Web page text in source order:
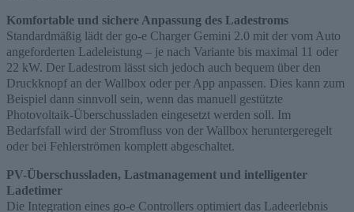
Komfortable und sichere Anpassung des Ladestroms
Standardmäßig lädt der go-e Charger Gemini 2.0 mit der vom Auto
angeforderten Ladeleistung – je nach Variante bis maximal 11 oder
22 kW. Der Ladestrom lässt sich jedoch auch bequem über den
Druckknopf an der Wallbox oder per App anpassen. Dies kann zum
Beispiel dann sinnvoll sein, wenn das manuell gestützte
Photovoltaik-Überschussladen eingesetzt werden soll. Im
Bedarfsfall wird der Stromfluss von der Wallbox heruntergeregelt
oder bei Fehlerströmen komplett abgeschaltet.
PV-Überschussladen, Lastmanagement und intelligenter
Ladetimer
Die Integration eines go-e Controllers optimiert das Ladeerlebnis